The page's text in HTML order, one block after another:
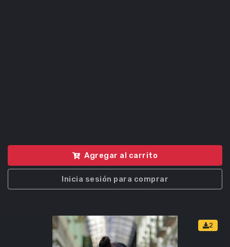
Agregar al carrito
Inicia sesión para comprar
2